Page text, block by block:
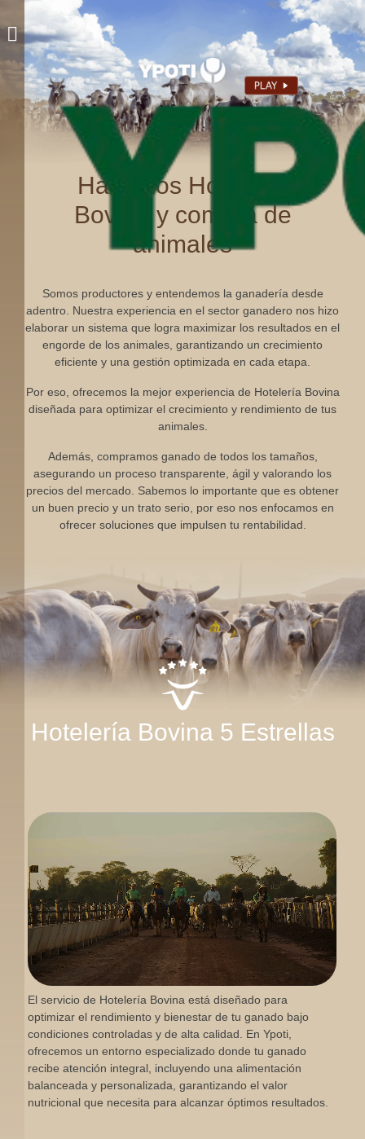
Hacemos Hotelería
Bovina y compra de
animales
Somos productores y entendemos la ganadería desde
adentro. Nuestra experiencia en el sector ganadero nos hizo
elaborar un sistema que logra maximizar los resultados en el
engorde de los animales, garantizando un crecimiento
eficiente y una gestión optimizada en cada etapa.
Por eso, ofrecemos la mejor experiencia de Hotelería Bovina
diseñada para optimizar el crecimiento y rendimiento de tus
animales.
Además, compramos ganado de todos los tamaños,
asegurando un proceso transparente, ágil y valorando los
precios del mercado. Sabemos lo importante que es obtener
un buen precio y un trato serio, por eso nos enfocamos en
ofrecer soluciones que impulsen tu rentabilidad.
Hotelería Bovina 5 Estrellas
El servicio de Hotelería Bovina está diseñado para
optimizar el rendimiento y bienestar de tu ganado bajo
condiciones controladas y de alta calidad. En Ypoti,
ofrecemos un entorno especializado donde tu ganado
recibe atención integral, incluyendo una alimentación
balanceada y personalizada, garantizando el valor
nutricional que necesita para alcanzar óptimos resultados.